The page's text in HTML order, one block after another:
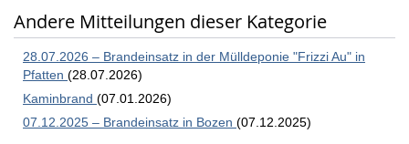
Andere Mitteilungen dieser Kategorie
28.07.2026 – Brandeinsatz in der Mülldeponie "Frizzi Au" in
Pfatten (28.07.2026)
Kaminbrand (07.01.2026)
07.12.2025 – Brandeinsatz in Bozen (07.12.2025)